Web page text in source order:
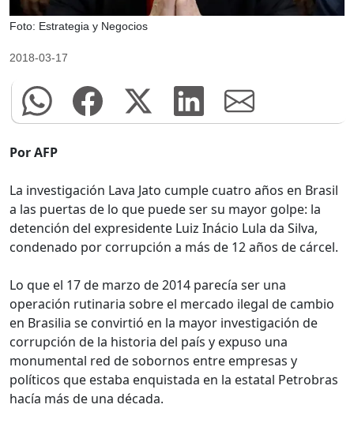
Foto: Estrategia y Negocios
2018-03-17
Por AFP
La investigación Lava Jato cumple cuatro años en Brasil
a las puertas de lo que puede ser su mayor golpe: la
detención del expresidente Luiz Inácio Lula da Silva,
condenado por corrupción a más de 12 años de cárcel.
Lo que el 17 de marzo de 2014 parecía ser una
operación rutinaria sobre el mercado ilegal de cambio
en Brasilia se convirtió en la mayor investigación de
corrupción de la historia del país y expuso una
monumental red de sobornos entre empresas y
políticos que estaba enquistada en la estatal Petrobras
hacía más de una década.